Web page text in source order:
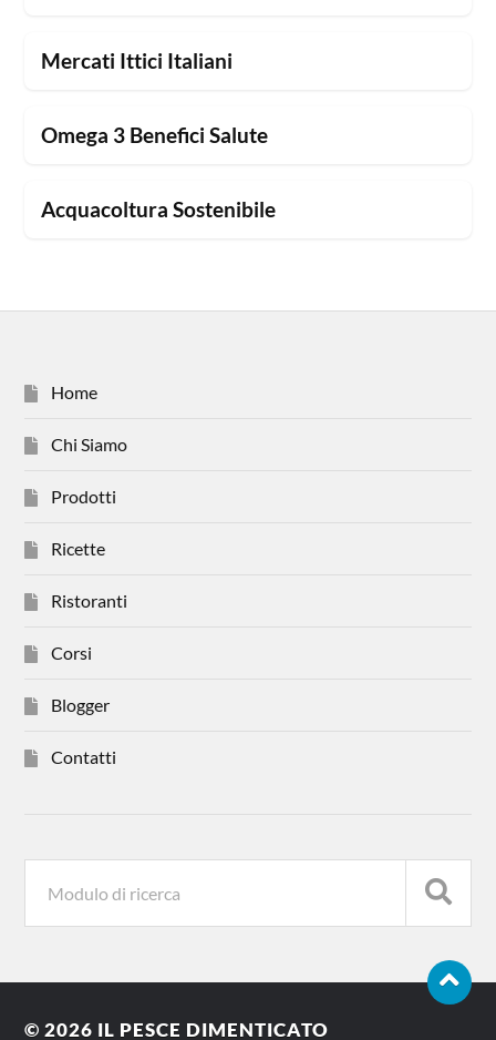
Mercati Ittici Italiani
Omega 3 Benefici Salute
Acquacoltura Sostenibile
Home
Chi Siamo
Prodotti
Ricette
Ristoranti
Corsi
Blogger
Contatti
© 2026 IL PESCE DIMENTICATO